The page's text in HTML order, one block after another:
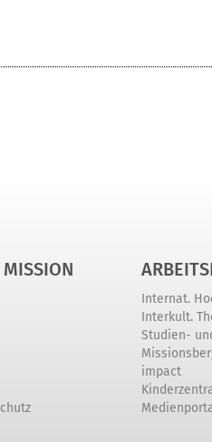
MISSION
Internat.
Interkult.
Studien-
impact